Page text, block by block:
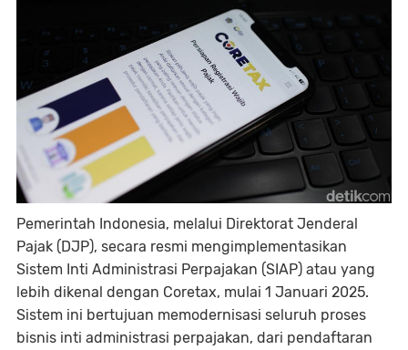
Pemerintah Indonesia, melalui Direktorat Jenderal
Pajak (DJP), secara resmi mengimplementasikan
Sistem Inti Administrasi Perpajakan (SIAP) atau yang
lebih dikenal dengan Coretax, mulai 1 Januari 2025.
Sistem ini bertujuan memodernisasi seluruh proses
bisnis inti administrasi perpajakan, dari pendaftaran